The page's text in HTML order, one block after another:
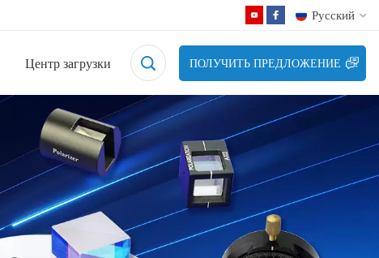
Русский
Français
Русский
Español
Центр загрузки ПОЛУЧИТЬ ПРЕДЛОЖЕНИЕ